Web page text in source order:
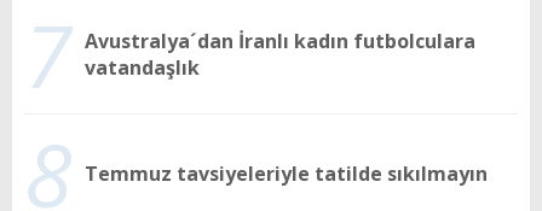
7 Avustralya´dan İranlı kadın futbolculara
vatandaşlık
8 Temmuz tavsiyeleriyle tatilde sıkılmayın